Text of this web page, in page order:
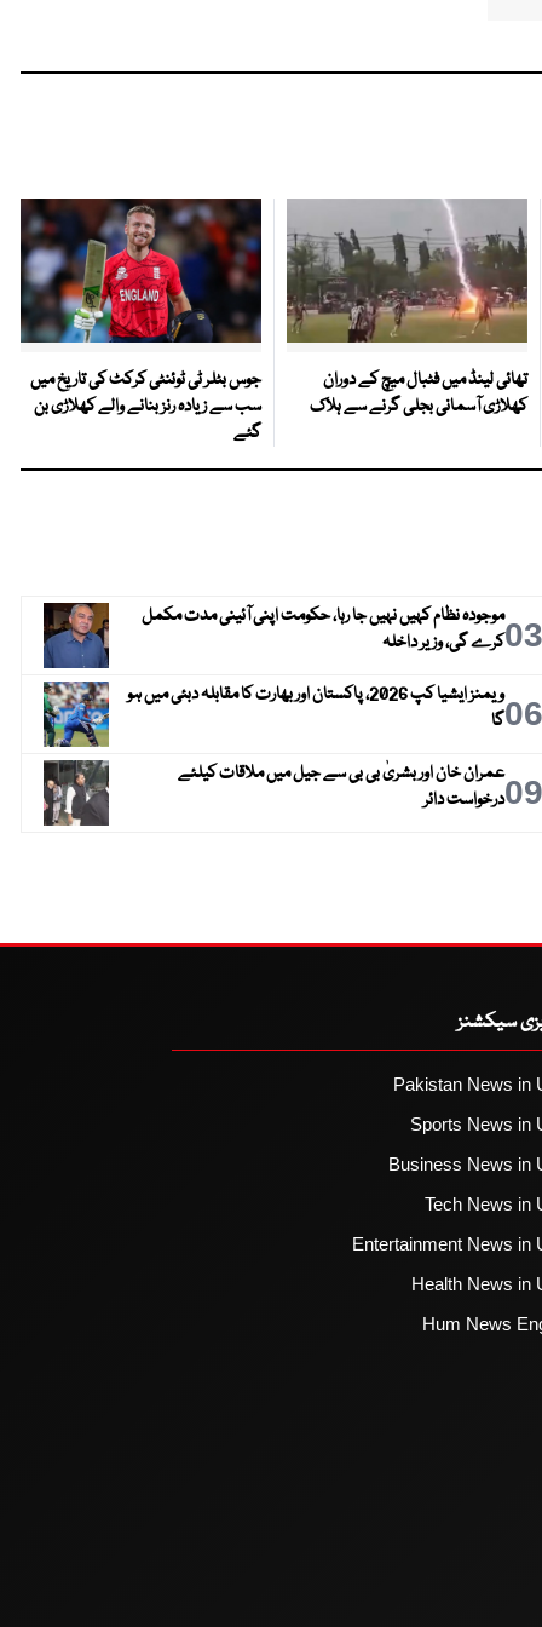
تھائی لینڈ میں فٹبال میچ کے دوران
کھلاڑی آسمانی بجلی گرنے سے ہلاک
جوس بٹلر ٹی ٹوئنٹی کرکٹ کی تاریخ میں
سب سے زیادہ رنز بنانے والے کھلاڑی بن
گئے
03موجودہ نظام کہیں نہیں جا رہا، حکومت اپنی آئینی مدت مکمل
کرے گی، وزیر داخلہ
06
ویمنز ایشیا کپ 2026، پاکستان اور بھارت کا مقابلہ دبئی میں ہو
گا
09عمران خان اور بشریٰ بی بی سے جیل میں ملاقات کیلئے
درخواست دائر
سیکشنز
Pakistan News in
Sports News in
Business News in
Tech News in
Entertainment News in
Health News in
Hum News